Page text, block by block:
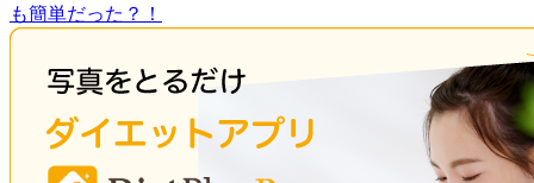
も簡単だった？！